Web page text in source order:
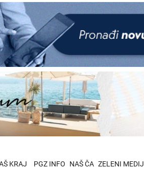
KRAJ PGZ INFO NAŠ ČA ZELENI MEDIJ